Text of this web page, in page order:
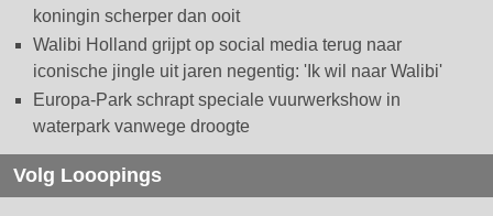
koningin scherper dan ooit
Walibi Holland grijpt op social media terug naar
iconische jingle uit jaren negentig: 'Ik wil naar Walibi'
Europa-Park schrapt speciale vuurwerkshow in
waterpark vanwege droogte
Volg Looopings